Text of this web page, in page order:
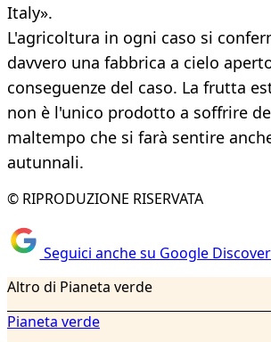
Italy».
L'agricoltura in ogni caso si
davvero una fabbrica a cielo
conseguenze del caso. La frutta
non è l'unico prodotto a soffrire
maltempo che si farà sentire
autunnali.
© RIPRODUZIONE RISERVATA
Seguici anche su Google
Altro di Pianeta verde
Pianeta verde